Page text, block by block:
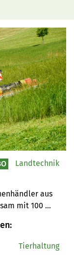
aus
mit 100
die Anreise
Landtechnik
Tierhaltung